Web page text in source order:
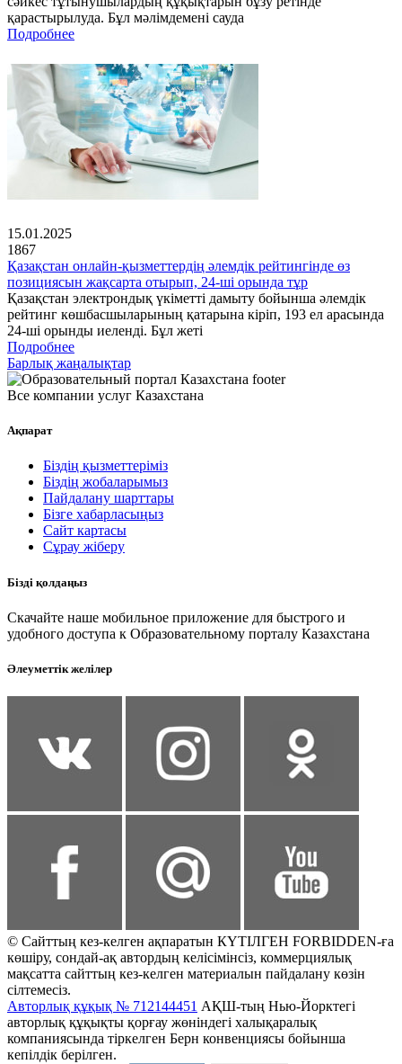
қарастырылуда. Бұл мәлімдемені сауда
Подробнее
15.01.2025
1867
Қазақстан онлайн-қызметтердің әлемдік рейтингінде өз
позициясын жақсарта отырып, 24-ші орында тұр
Қазақстан электрондық үкіметті дамыту бойынша әлемдік
рейтинг көшбасшыларының қатарына кіріп, 193 ел арасында
24-ші орынды иеленді. Бұл жеті
Подробнее
Барлық жаңалықтар
Все компании услуг Казахстана
Ақпарат
Біздің қызметтеріміз
Біздің жобаларымыз
Пайдалану шарттары
Бізге хабарласыңыз
Сайт картасы
Сұрау жіберу
Бізді қолдаңыз
Скачайте наше мобильное приложение для быстрого и
удобного доступа к Образовательному порталу Казахстана
Әлеуметтік желілер
© Сайттың кез-келген ақпаратын КҮТІЛГЕН FORBIDDEN-ға
көшіру, сондай-ақ автордың келісімінсіз, коммерциялық
мақсатта сайттың кез-келген материалын пайдалану көзін
сілтемесіз.
Авторлық құқық № 712144451 АҚШ-тың Нью-Йорктегі
авторлық құқықты қорғау жөніндегі халықаралық
компаниясында тіркелген Берн конвенциясы бойынша
кепілдік берілген.